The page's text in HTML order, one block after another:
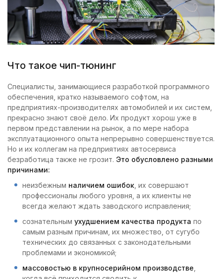
Что такое чип-тюнинг
Специалисты, занимающиеся разработкой программного
обеспечения, кратко называемого софтом, на
предприятиях-производителях автомобилей и их систем,
прекрасно знают своё дело. Их продукт хорош уже в
первом представлении на рынок, а по мере набора
эксплуатационного опыта непрерывно совершенствуется.
Но и их коллегам на предприятиях автосервиса
безработица также не грозит. Это обусловлено разными
причинами:
неизбежным наличием ошибок , их совершают
профессионалы любого уровня, а их клиенты не
всегда желают ждать заводского исправления;
сознательным ухудшением качества продукта по
самым разным причинам, их множество, от сугубо
технических до связанных с законодательными
проблемами и экономикой;
массовостью в крупносерийном производстве